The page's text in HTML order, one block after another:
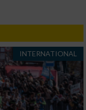
INTERNATIONAL